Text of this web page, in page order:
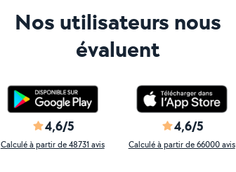
Nos utilisateurs nous
évaluent
4,6/5
Calculé à partir de 48731 avis
4,6/5
Calculé à partir de 66000 avis